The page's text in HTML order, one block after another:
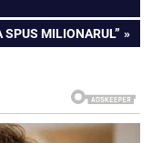
SPUS MILIONARUL”